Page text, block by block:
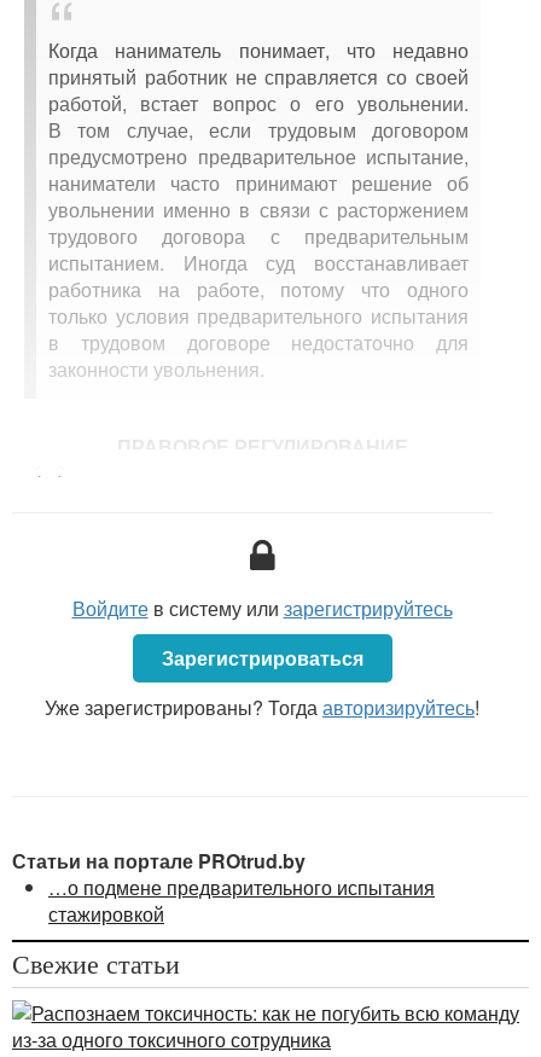
Когда наниматель понимает, что недавно
принятый работник не справляется со своей
работой, встает вопрос о его увольнении.
В том случае, если трудовым договором
предусмотрено предварительное испытание,
наниматели часто принимают решение об
увольнении именно в связи с расторжением
трудового договора с предварительным
испытанием. Иногда суд восстанавливает
работника на работе, потому что одного
только условия предварительного испытания
в трудовом договоре недостаточно для
законности увольнения.
ПРАВОВОЕ РЕГУЛИРОВАНИЕ
Министерства труда Республики
Типовых правил внутреннего трудового
распорядка» (далее — постановление № 46);
Инструкцияо порядке ведения трудовых книжек,
утвержденная постановлением Министерства
Республики Беларусь от 29.03.2001 № 2 «О
некоторых вопросах применения судами
законодательства о труде» (далее —
постановление № 2).
Войдитев систему или зарегистрируйтесь
Зарегистрироваться
Уже зарегистрированы? Тогдаавторизируйтесь!
Статьи на портале PROtrud.by
…о подмене предварительного испытания
стажировкой
Свежие статьи